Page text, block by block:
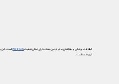
اطلاعات پزشکی و بهداشتی ما در دیجی‌پزشک دارای نشان کیفیتPIF TICKاست. این
تهیه شده است.